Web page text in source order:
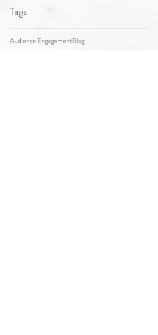
Tags
Audience EngagementBlog